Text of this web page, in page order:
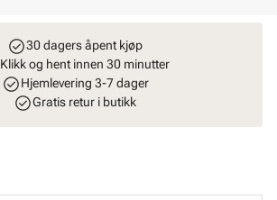
30 dagers åpent kjøp
Klikk og hent innen 30 minutter
Hjemlevering 3-7 dager
Gratis retur i butikk